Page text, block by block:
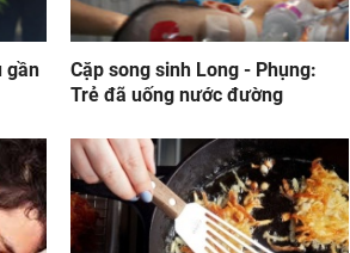
gần
Cặp song sinh Long - Phụng:
Trẻ đã uống nước đường